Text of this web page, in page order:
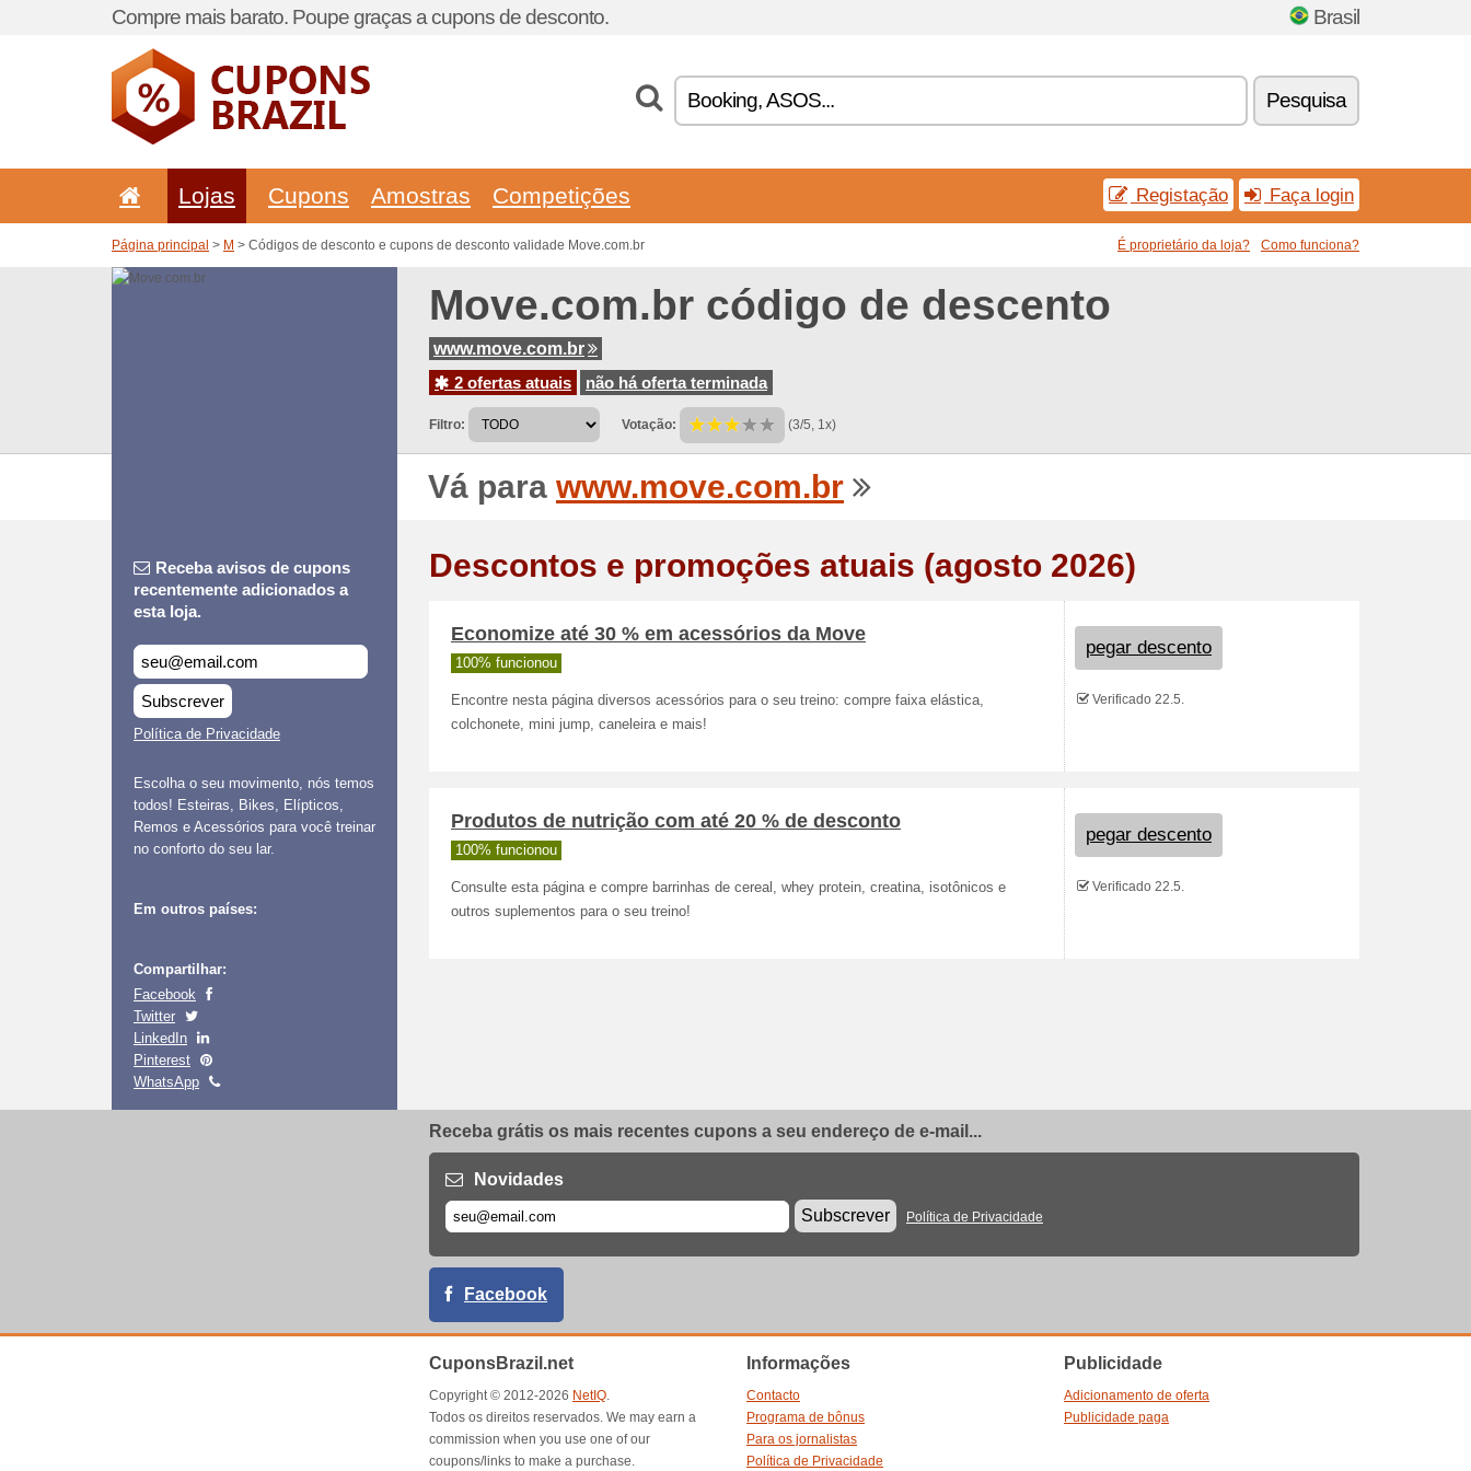
Compre mais barato. Poupe graças a cupons de desconto. Brasil
Pesquisa
Lojas Cupons Amostras Competições Registação Faça login
Página principal > M > Códigos de desconto e cupons de desconto validade Move.com.br É proprietário da loja? Como funciona?
Move.com.br código de descento
www.move.com.br
2 ofertas atuais
não há oferta terminada
Filtro: Votação: (3/5, 1x)
Vá para www.move.com.br
Receba avisos de cupons
recentemente adicionados a
esta loja.
Subscrever
Política de Privacidade
Escolha o seu movimento, nós temos
todos! Esteiras, Bikes, Elípticos,
Remos e Acessórios para você treinar
no conforto do seu lar.
Em outros países:
Compartilhar:
Facebook
Twitter
LinkedIn
Pinterest
WhatsApp
Descontos e promoções atuais (agosto 2026)
Economize até 30 % em acessórios da Move
100% funcionou
Encontre nesta página diversos acessórios para o seu treino: compre faixa elástica,
colchonete, mini jump, caneleira e mais!
pegar descento
Verificado 22.5.
Produtos de nutrição com até 20 % de desconto
100% funcionou
Consulte esta página e compre barrinhas de cereal, whey protein, creatina, isotônicos e
outros suplementos para o seu treino!
pegar descento
Verificado 22.5.
Receba grátis os mais recentes cupons a seu endereço de e-mail...
Novidades
Subscrever
Política de Privacidade
Facebook
CuponsBrazil.net
Copyright © 2012-2026 NetIQ.
Todos os direitos reservados. We may earn a
commission when you use one of our
coupons/links to make a purchase.
Informações
Contacto
Programa de bônus
Para os jornalistas
Política de Privacidade
Publicidade
Adicionamento de oferta
Publicidade paga